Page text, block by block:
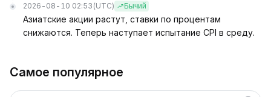
2026-08-10 02:53 (UTC) Бычий
Азиатские акции растут, ставки по процентам
снижаются. Теперь наступает испытание CPI в среду.
Самое популярное